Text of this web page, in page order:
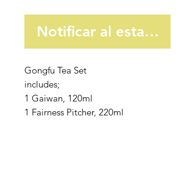
Notificar al estar
Gongfu Tea Set
includes;
1 Gaiwan, 120ml
1 Fairness Pitcher, 220ml